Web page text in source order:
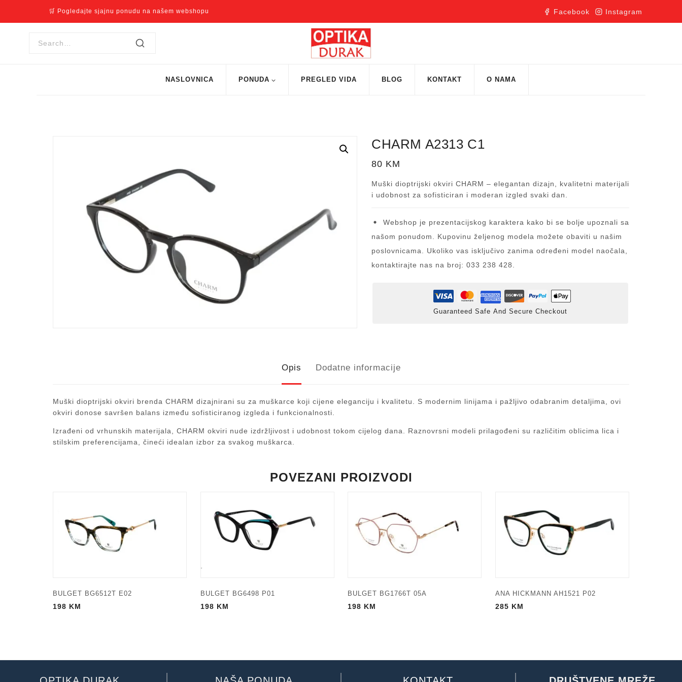
🛒 Pogledajte sjajnu ponudu na našem webshopu Facebook Instagram
NASLOVNICA PONUDA PREGLED VIDA BLOG KONTAKT O NAMA
CHARM A2313 C1
80 KM
Muški dioptrijski okviri CHARM – elegantan dizajn, kvalitetni materijali
i udobnost za sofisticiran i moderan izgled svaki dan.
Webshop je prezentacijskog karaktera kako bi se bolje upoznali sa
našom ponudom. Kupovinu željenog modela možete obaviti u našim
poslovnicama. Ukoliko vas isključivo zanima određeni model naočala,
kontaktirajte nas na broj: 033 238 428.
Guaranteed Safe And Secure Checkout
Opis Dodatne informacije
Muški dioptrijski okviri brenda CHARM dizajnirani su za muškarce koji cijene eleganciju i kvalitetu. S modernim linijama i pažljivo odabranim detaljima, ovi
okviri donose savršen balans između sofisticiranog izgleda i funkcionalnosti.
Izrađeni od vrhunskih materijala, CHARM okviri nude izdržljivost i udobnost tokom cijelog dana. Raznovrsni modeli prilagođeni su različitim oblicima lica i
stilskim preferencijama, čineći idealan izbor za svakog muškarca.
POVEZANI PROIZVODI
BULGET BG6512T E02
198 KM
BULGET BG6498 P01
198 KM
BULGET BG1766T 05A
198 KM
ANA HICKMANN AH1521 P02
285 KM